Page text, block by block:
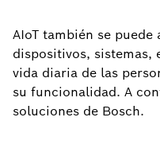
AIoT también se
dispositivos, sistemas,
vida diaria de las
su funcionalidad. A
soluciones de Bosch.